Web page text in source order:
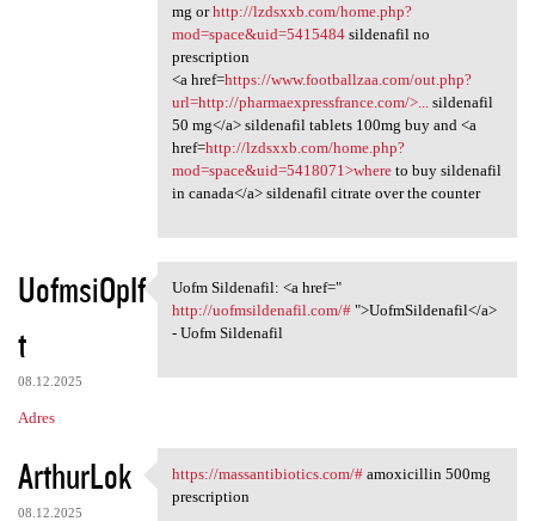
mg orhttp://lzdsxxb.com/home.php?
mod=space&uid=5415484sildenafil no
prescription
<a href=https://www.footballzaa.com/out.php?
url=http://pharmaexpressfrance.com/>...sildenafil
50 mg</a> sildenafil tablets 100mg buy and <a
href=http://lzdsxxb.com/home.php?
mod=space&uid=5418071>whereto buy sildenafil
in canada</a> sildenafil citrate over the counter
UofmsiOpIf
t
08.12.2025
Adres
Uofm Sildenafil: <a href="
Uofm Sildenafil: <a href="
http://uofmsildenafil.com/#">UofmSildenafil</a>
- Uofm Sildenafil
ArthurLok
08.12.2025
https://massantibiotics.com/#
https://massantibiotics.com/#amoxicillin 500mg
prescription